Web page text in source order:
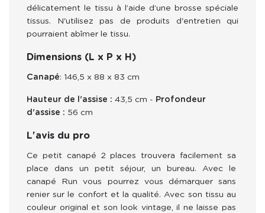
délicatement le tissu à l’aide d’une brosse spéciale
tissus. N'utilisez pas de produits d'entretien qui
pourraient abîmer le tissu.
Dimensions (L x P x H)
Canapé: 146,5 x 88 x 83 cm
Hauteur de l'assise : 43,5 cm - Profondeur
d'assise : 56 cm
L'avis du pro
Ce petit canapé 2 places trouvera facilement sa
place dans un petit séjour, un bureau. Avec le
canapé Run vous pourrez vous démarquer sans
renier sur le confort et la qualité. Avec son tissu au
couleur original et son look vintage, il ne laisse pas